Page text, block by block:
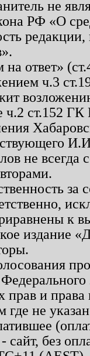
не
РФ «О
на ответ»
ч.3
ст.152
не
к
издание
прав и
где не
без